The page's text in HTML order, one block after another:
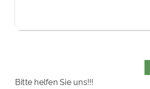
Bitte helfen Sie uns!!!